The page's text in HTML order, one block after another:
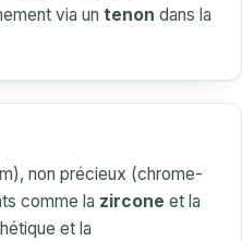
via un tenon dans la
non précieux (chrome-
comme la zircone et la
et la